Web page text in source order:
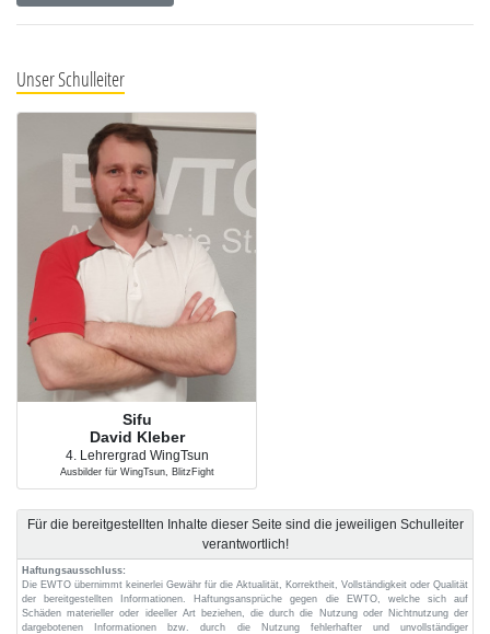
Unser Schulleiter
Sifu
David Kleber
4. Lehrergrad WingTsun
Ausbilder für WingTsun, BlitzFight
Für die bereitgestellten Inhalte dieser Seite sind die jeweiligen Schulleiter
verantwortlich!
Haftungsausschluss:
Die EWTO übernimmt keinerlei Gewähr für die Aktualität, Korrektheit, Vollständigkeit oder Qualität
der bereitgestellten Informationen. Haftungsansprüche gegen die EWTO, welche sich auf
Schäden materieller oder ideeller Art beziehen, die durch die Nutzung oder Nichtnutzung der
dargebotenen Informationen bzw. durch die Nutzung fehlerhafter und unvollständiger